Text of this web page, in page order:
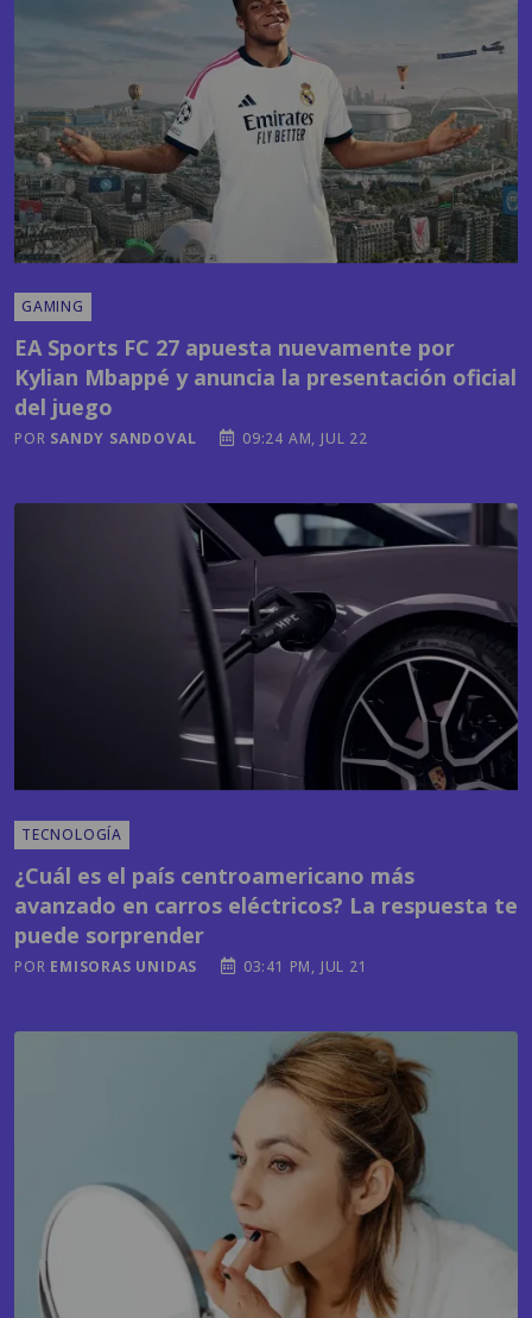
GAMING
Kylian Mbappé y anuncia la presentación oficial
del juego
PORSANDY SANDOVAL 09:24 AM, JUL 22
avanzado en carros eléctricos? La respuesta te
puede sorprender
EMISORAS UNIDAS 03:41 PM, JUL 21
MODA Y BELLEZA